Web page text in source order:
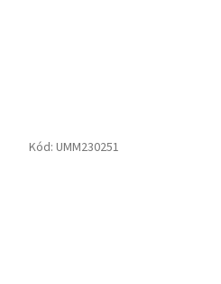
Kód: UMM230251